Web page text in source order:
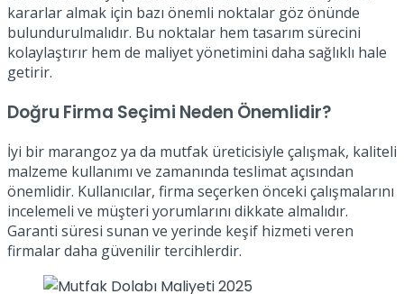
kararlar almak için bazı önemli noktalar göz önünde
bulundurulmalıdır. Bu noktalar hem tasarım sürecini
kolaylaştırır hem de maliyet yönetimini daha sağlıklı hale
getirir.
Doğru Firma Seçimi Neden Önemlidir?
İyi bir marangoz ya da mutfak üreticisiyle çalışmak, kaliteli
malzeme kullanımı ve zamanında teslimat açısından
önemlidir. Kullanıcılar, firma seçerken önceki çalışmalarını
incelemeli ve müşteri yorumlarını dikkate almalıdır.
Garanti süresi sunan ve yerinde keşif hizmeti veren
firmalar daha güvenilir tercihlerdir.